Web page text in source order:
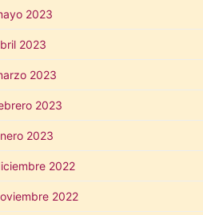
2023
2023
2023
2023
2023
2022
2022